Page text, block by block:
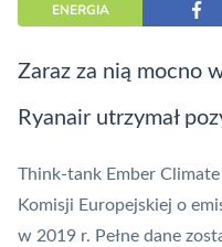
ENERGIA
Zaraz za nią mocno
Ryanair utrzymał
Think-tank Ember
Komisji Europejskiej o
w 2019 r. Pełne dane